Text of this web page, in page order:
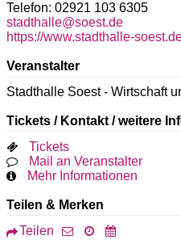
Telefon: 02921 103 6305
stadthalle@soest.de
https://www.stadthalle-
Veranstalter
Stadthalle Soest - Wirtschaft
Tickets / Kontakt / weitere
Tickets
Mail an Veranstalter
Mehr Informationen
Teilen & Merken
Teilen